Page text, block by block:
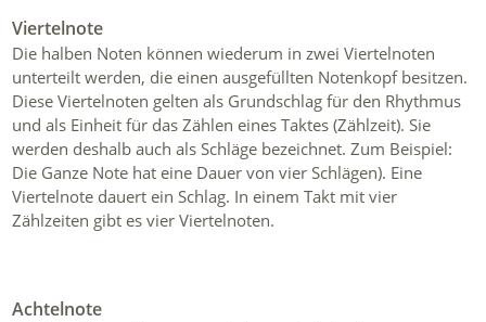
Viertelnote
Die halben Noten können wiederum in zwei Viertelnoten
unterteilt werden, die einen ausgefüllten Notenkopf besitzen.
Diese Viertelnoten gelten als Grundschlag für den Rhythmus
und als Einheit für das Zählen eines Taktes (Zählzeit). Sie
werden deshalb auch als Schläge bezeichnet. Zum Beispiel:
Die Ganze Note hat eine Dauer von vier Schlägen). Eine
Viertelnote dauert ein Schlag. In einem Takt mit vier
Zählzeiten gibt es vier Viertelnoten.
Achtelnote